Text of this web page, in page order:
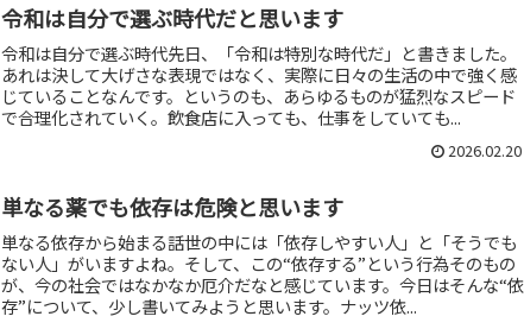
令和は自分で選ぶ時代だと思います
令和は自分で選ぶ時代先日、「令和は特別な時代だ」と書きました。
あれは決して大げさな表現ではなく、実際に日々の生活の中で強く感
じていることなんです。というのも、あらゆるものが猛烈なスピード
で合理化されていく。飲食店に入っても、仕事をしていても...
2026.02.20
単なる薬でも依存は危険と思います
単なる依存から始まる話世の中には「依存しやすい人」と「そうでも
ない人」がいますよね。そして、この“依存する”という行為そのもの
が、今の社会ではなかなか厄介だなと感じています。今日はそんな“依
存”について、少し書いてみようと思います。ナッツ依...